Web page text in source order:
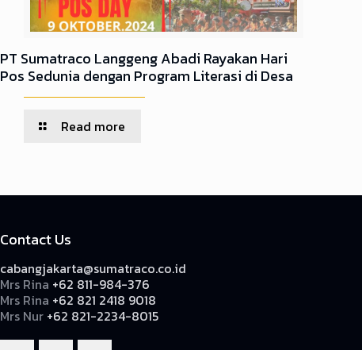
PT Sumatraco Langgeng Abadi Rayakan Hari
Pos Sedunia dengan Program Literasi di Desa
Read more
Contact Us
cabangjakarta@sumatraco.co.id
Mrs Rina +62 811-984-376
Mrs Rina +62 821 2418 9018
Mrs Nur +62 821-2234-8015